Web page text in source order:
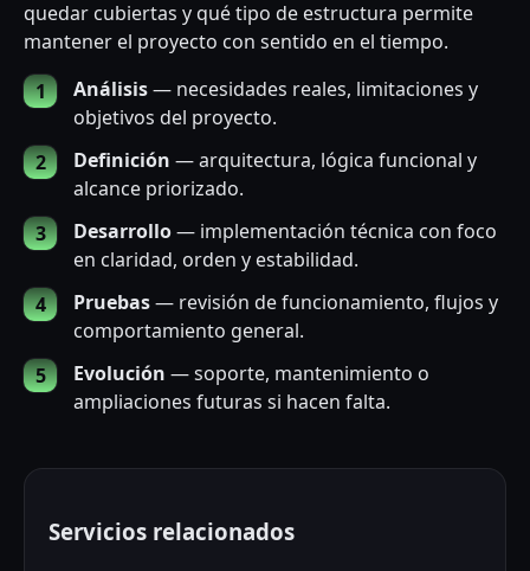
quedar cubiertas y qué tipo de estructura permite
mantener el proyecto con sentido en el tiempo.
Análisis— necesidades reales, limitaciones y
objetivos del proyecto.
Definición — arquitectura, lógica funcional y
alcance priorizado.
Desarrollo— implementación técnica con foco
en claridad, orden y estabilidad.
Pruebas— revisión de funcionamiento, flujos y
comportamiento general.
Evolución — soporte, mantenimiento o
ampliaciones futuras si hacen falta.
Servicios relacionados